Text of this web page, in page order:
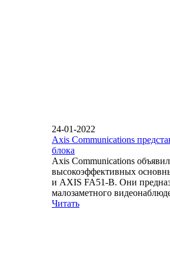
24-01-2022
Axis Communications
блока
Axis Communications
высокоэффективных
и AXIS FA51-B. Они
малозаметного
Читать